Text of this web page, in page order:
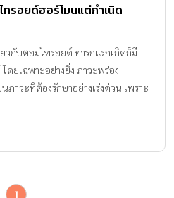
ทรอยด์ฮอร์โมนแต่กำเนิด
วกับต่อมไทรอยด์ ทารกแรกเกิดก็มี
ยเฉพาะอย่างยิ่ง ภาวะพร่อง
าวะที่ต้องรักษาอย่างเร่งด่วน เพราะ
1